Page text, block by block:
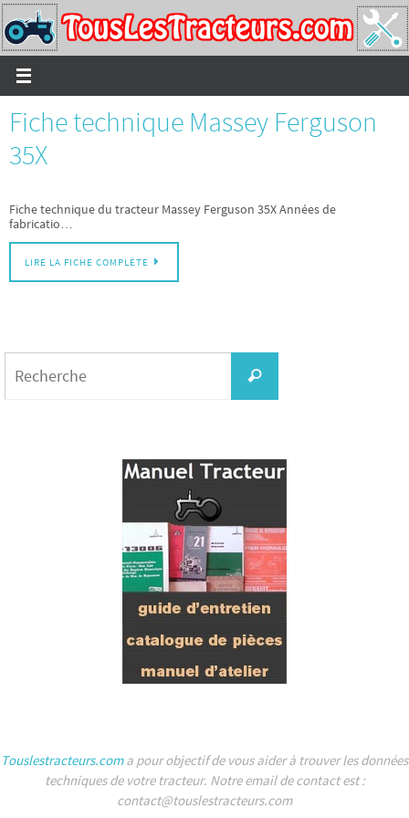
Passer
vers
le
contenu
Fiche technique Massey Ferguson
35X
Fiche technique du tracteur Massey Ferguson 35X Années de
fabricatio…
LIRE LA FICHE COMPLÈTE
Recherche
Touslestracteurs.coma pour objectif de vous aider à trouver les données
techniques de votre tracteur. Notre email de contact est :
contact@touslestracteurs.com